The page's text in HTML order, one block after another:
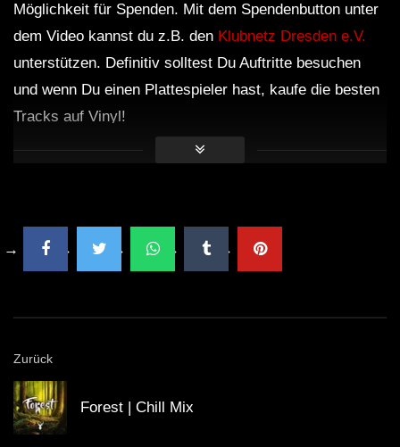
Möglichkeit für Spenden. Mit dem Spendenbutton unter
dem Video kannst du z.B. den Klubnetz Dresden e.V.
unterstützen. Definitiv solltest Du Auftritte besuchen
und wenn Du einen Plattespieler hast, kaufe die besten
Tracks auf Vinyl!
Zurück
Forest | Chill Mix